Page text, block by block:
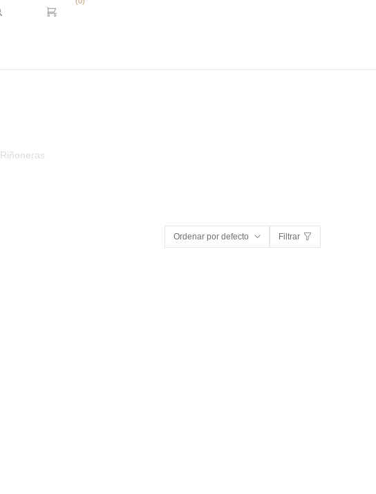
Riñoneras
Ordenar por defecto Filtrar